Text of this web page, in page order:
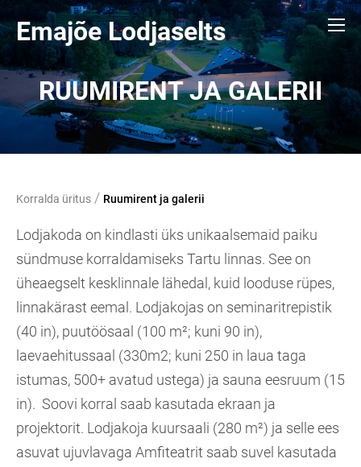
Emajõe Lodjaselts
RUUMIRENT JA GALERII
Korralda üritus / Ruumirent ja galerii
Lodjakoda on kindlasti üks unikaalsemaid paiku
sündmuse korraldamiseks Tartu linnas. See on
üheaegselt kesklinnale lähedal, kuid looduse rüpes,
linnakärast eemal. Lodjakojas on seminaritrepistik
(40 in), puutöösaal (100 m²; kuni 90 in),
laevaehitussaal (330m2; kuni 250 in laua taga
istumas, 500+ avatud ustega) ja sauna eesruum (15
in). Soovi korral saab kasutada ekraan ja
projektorit. Lodjakoja kuursaali (280 m²) ja selle ees
asuvat ujuvlavaga Amfiteatrit saab suvel kasutada